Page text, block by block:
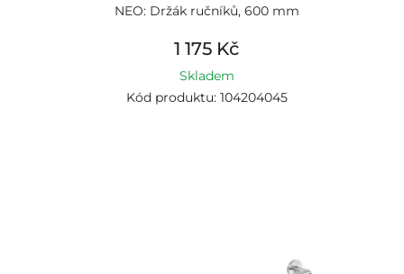
NEO: Držák ručníků, 600 mm
1 175 Kč
Skladem
Kód produktu: 104204045